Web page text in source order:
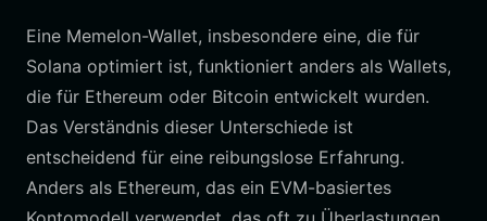
Eine Memelon-Wallet, insbesondere eine, die für
Solana optimiert ist, funktioniert anders als Wallets,
die für Ethereum oder Bitcoin entwickelt wurden.
Das Verständnis dieser Unterschiede ist
entscheidend für eine reibungslose Erfahrung.
Anders als Ethereum, das ein EVM-basiertes